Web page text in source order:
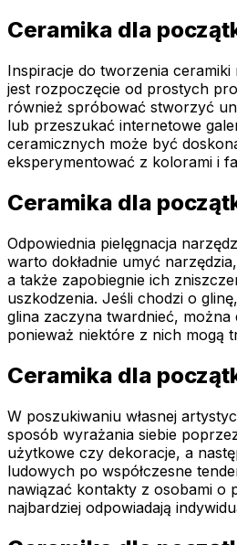
Ceramika dla
Inspiracje do tworzenia
jest rozpoczęcie od prostych
również spróbować stworzyć
lub przeszukać internetowe
ceramicznych może być
eksperymentować z kolorami i
Ceramika dla
Odpowiednia pielęgnacja
warto dokładnie umyć
a także zapobiegnie ich
uszkodzenia. Jeśli chodzi o
glina zaczyna twardnieć,
ponieważ niektóre z nich mogą
Ceramika dla
W poszukiwaniu własnej
sposób wyrażania siebie
użytkowe czy dekoracje, a
ludowych po współczesne
nawiązać kontakty z osobami o
najbardziej odpowiadają